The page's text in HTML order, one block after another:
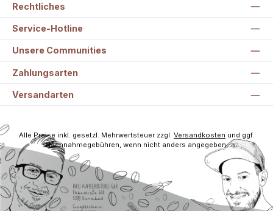
Rechtliches
Service-Hotline
Unsere Communities
Zahlungsarten
Versandarten
Alle Preise inkl. gesetzl. Mehrwertsteuer zzgl. Versandkosten und ggf.
Nachnahmegebühren, wenn nicht anders angegeben.